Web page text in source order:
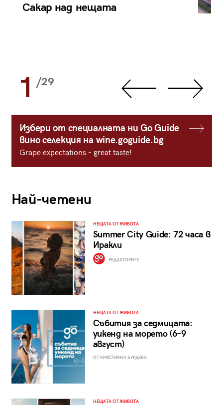
Сакар над нещата
1 /29
Избери от специалната ни Go Guide
вино селекция на wine.goguide.bg
Grape expectations - great taste!
Най-четени
НЕЩАТА ОТ ЖИВОТА
Summer City Guide: 72 часа в
Иракли
РЕДАКТОРИТЕ
НЕЩАТА ОТ ЖИВОТА
Събития за седмицата:
уикенд на морето (6–9
август)
ОТ КРИСТИЯНА БУРДЕВА
НЕЩАТА ОТ ЖИВОТА